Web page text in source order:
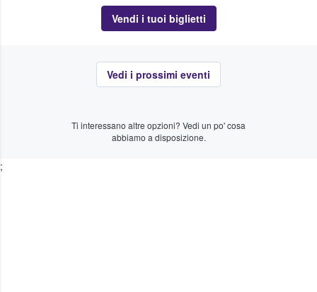
Vendi i tuoi biglietti
Vedi i prossimi eventi
Ti interessano altre opzioni? Vedi un po' cosa
abbiamo a disposizione.
;